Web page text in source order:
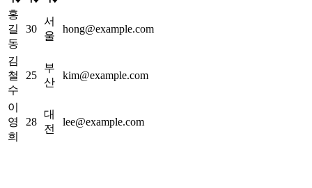
홍
길
동
30
서
울
hong@example.com
김
철
수
25
부
산
kim@example.com
이
영
희
28
대
전
lee@example.com